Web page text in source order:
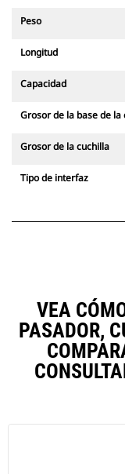
Peso
Longitud
Capacidad
Grosor de la base de la
Grosor de la cuchilla
Tipo de interfaz
VEA
PASADOR,